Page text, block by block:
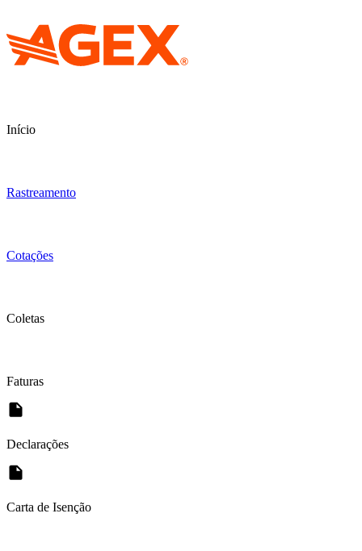
Início
Rastreamento
Cotações
Coletas
Faturas
Declarações
Carta de Isenção